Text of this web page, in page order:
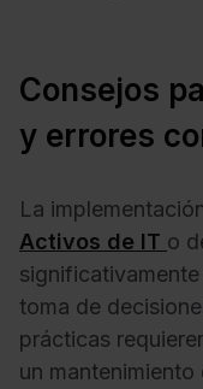
Consejos
y errores
La
Activos de IT o
toma de
prácticas
un